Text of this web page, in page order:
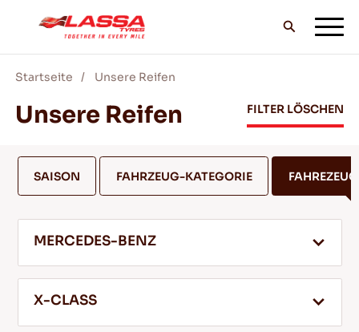
ALLE LASSA REIFEN
BLOG & VIDEOS
Startseite Unsere Reifen
Unsere Reifen FILTER LÖSCHEN
SAISON FAHRZEUG-KATEGORIE
MERCEDES-BENZ
X-CLASS